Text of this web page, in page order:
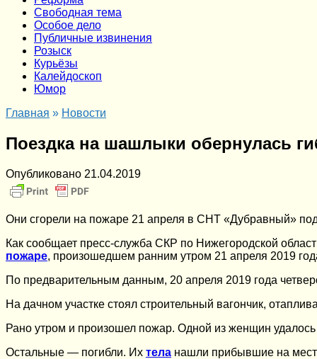
Cвободная тема
Особое дело
Публичные извинения
Розыск
Курьёзы
Калейдоскоп
Юмор
Главная » Новости
Поездка на шашлыки обернулась
Опубликовано 21.04.2019
Они сгорели на пожаре 21 апреля в СНТ «Дубравный»
Как сообщает пресс-служба СКР по Нижегородской
пожаре, произошедшем ранним утром 21 апреля 2019
По предварительным данным, 20 апреля 2019 года
На дачном участке стоял строительный вагончик,
Рано утром и произошел пожар. Одной из женщин
Остальные — погибли. Их тела нашли прибывшие на